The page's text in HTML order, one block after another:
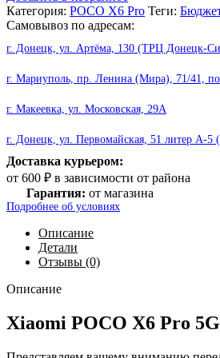
Категория: POCO X6 Pro Теги:
Самовывоз по адресам:
г. Донецк, ул. Артёма, 130 (ТРЦ Донецк-
г. Мариуполь, пр. Ленина (Мира), 71/41,
г. Макеевка, ул. Московская, 29А
г. Донецк, ул. Первомайская, 51 литер А-5
Доставка курьером:
от 600 ₽ в зависимости от района
Гарантия: от магазина
Подробнее об условиях
Описание
Детали
Отзывы (0)
Описание
Xiaomi POCO X6 Pro